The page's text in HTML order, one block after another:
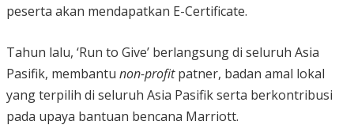
peserta akan mendapatkan E-Certificate.
Tahun lalu, ‘Run to Give’ berlangsung di seluruh Asia
Pasifik, membantu non-profitpatner, badan amal lokal
yang terpilih di seluruh Asia Pasifik serta berkontribusi
pada upaya bantuan bencana Marriott.